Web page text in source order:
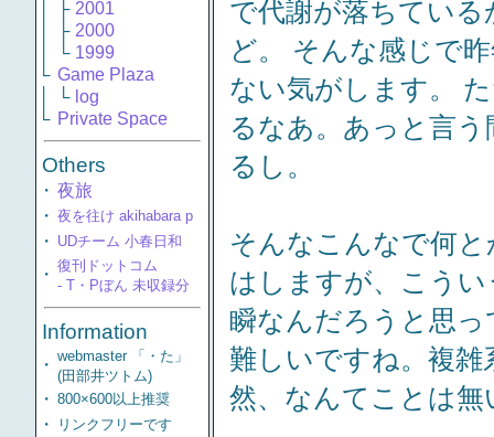
├ 2001
├ 2000
└ 1999
└ Game Plaza
└ log
└ Private Space
Others
・ 夜旅
・ 夜を往け akihabara p
・ UDチーム 小春日和
・ 復刊ドットコム
- T・Pぼん 未収録分
Information
・ webmaster 「・た」
(田部井ツトム)
・ 800×600以上推奨
・ リンクフリーです
で代謝が落ちてい
ど。 そんな感じで
ない気がします。
るなあ。あっと言
るし。
そんなこんなで何
はしますが、こう
瞬なんだろうと思
難しいですね。複
然、なんてことは